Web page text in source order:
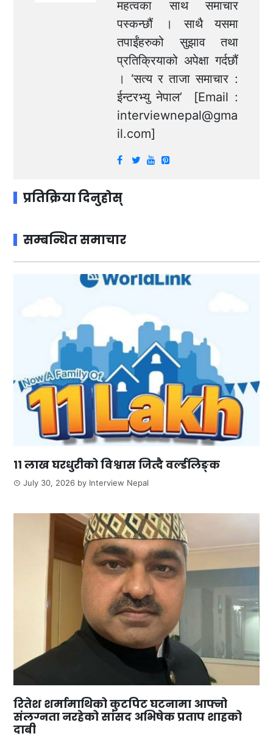
महत्वका साथ समाचार
पस्कन्छौं । साथै यसमा
तपाईंहरुको सुझाव तथा
प्रतिक्रियाको अपेक्षा गर्दछौं
। ‘सत्य र ताजा समाचार :
ईन्टरभ्यु नेपाल’ [Email :
interviewnepal@gma
il.com]
प्रतिक्रिया दिनुहोस्
सम्बन्धित समाचार
११ लाख घरधुरीको विश्वास जित्दै वर्ल्डलिङ्क
July 30, 2026 by Interview Nepal
रितेश शर्मामाथिको कुटपिट घटनामा आफ्नो
संलग्नता नरहेको सांसद अभिषेक प्रताप शाहको
दाबी